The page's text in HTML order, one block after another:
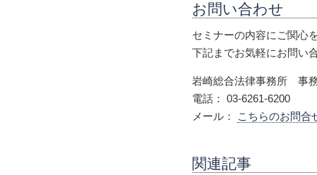
お問い合わせ
セミナーの内容にご関心
下記までお気軽にお問い
岩崎総合法律事務所 事
電話： 03-6261-6200
メール：
こちらのお問合
関連記事